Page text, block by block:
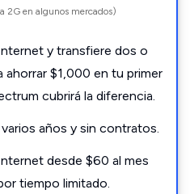
2G en algunos mercados)
y transfiere dos o
ahorrar $1,000 en tu primer
cubrirá la diferencia.
años y sin contratos.
desde $60 al mes
tiempo limitado.